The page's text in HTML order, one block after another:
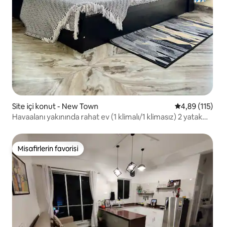
Site içi konut - New Town 5 üzerinden
4,89 (115)
Havaalanı yakınında rahat ev (1 klimalı/1 klimasız) 2 yatak
Misafirlerin favorisi
Misafirlerin favorisi